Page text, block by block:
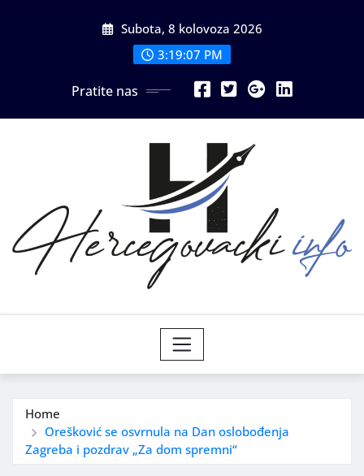
Subota, 8 kolovoza 2026
3:19:09 PM
Pratite nas
Home
Orešković se osvrnula na Dan oslobođenja
Zagreba i pozdrav „Za dom spremni“